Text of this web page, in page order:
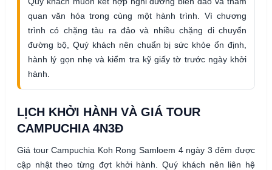
quan văn hóa trong cùng một hành trình. Vì chương
trình có chặng tàu ra đảo và nhiều chặng di chuyển
đường bộ, Quý khách nên chuẩn bị sức khỏe ổn định,
hành lý gọn nhẹ và kiểm tra kỹ giấy tờ trước ngày khởi
hành.
LỊCH KHỞI HÀNH VÀ GIÁ TOUR
CAMPUCHIA 4N3Đ
Giá tour Campuchia Koh Rong Samloem 4 ngày 3 đêm được
cập nhật theo từng đợt khởi hành. Quý khách nên liên hệ